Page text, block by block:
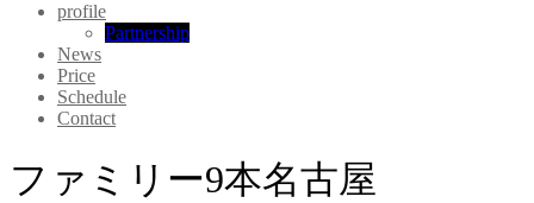
profile
Partnership
News
Price
Schedule
Contact
ファミリー9本名古屋